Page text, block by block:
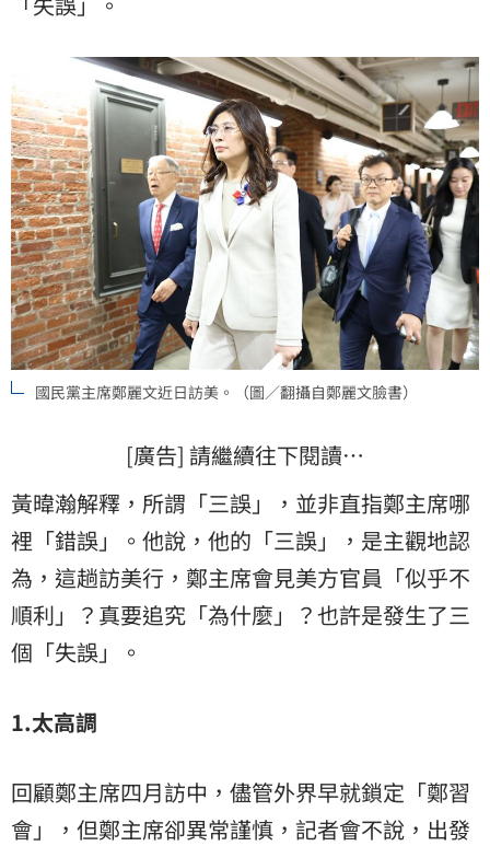
國民黨主席鄭麗文近日訪美。（圖／翻攝自鄭麗文臉書）
[廣告] 請繼續往下閱讀…
黃暐瀚解釋，所謂「三誤」，並非直指鄭主席哪
裡「錯誤」。他說，他的「三誤」，是主觀地認
為，這趟訪美行，鄭主席會見美方官員「似乎不
順利」？真要追究「為什麼」？也許是發生了三
個「失誤」。
1.太高調
回顧鄭主席四月訪中，儘管外界早就鎖定「鄭習
會」，但鄭主席卻異常謹慎，記者會不說，出發